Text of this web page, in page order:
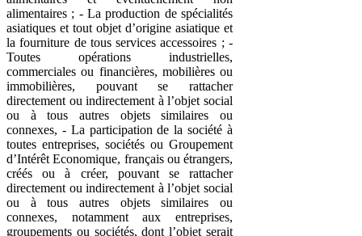
alimentaires ; - La production de spécialités
asiatiques et tout objet d’origine asiatique et
la fourniture de tous services accessoires ; -
Toutes opérations industrielles,
commerciales ou financières, mobilières ou
immobilières, pouvant se rattacher
directement ou indirectement à l’objet social
ou à tous autres objets similaires ou
connexes, - La participation de la société à
toutes entreprises, sociétés ou Groupement
d’Intérêt Economique, français ou étrangers,
créés ou à créer, pouvant se rattacher
directement ou indirectement à l’objet social
ou à tous autres objets similaires ou
connexes, notamment aux entreprises,
groupements ou sociétés, dont l’objet serait